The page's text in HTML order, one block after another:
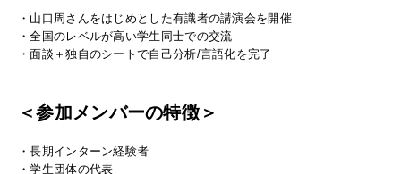
・山口周さんをはじめとした有識者の講演会を開催
・全国のレベルが高い学生同士での交流
・面談＋独自のシートで自己分析/言語化を完了
＜参加メンバーの特徴＞
・長期インターン経験者
・学生団体の代表